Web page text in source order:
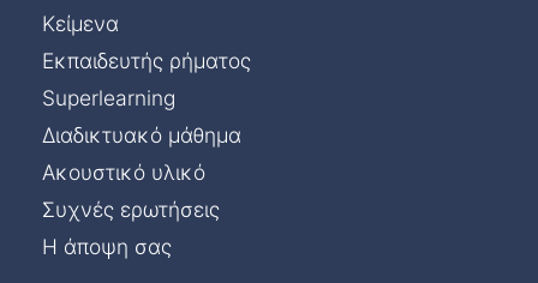
Κείμενα
Εκπαιδευτής ρήματος
Superlearning
Διαδικτυακό μάθημα
Ακουστικό υλικό
Συχνές ερωτήσεις
Η άποψη σας